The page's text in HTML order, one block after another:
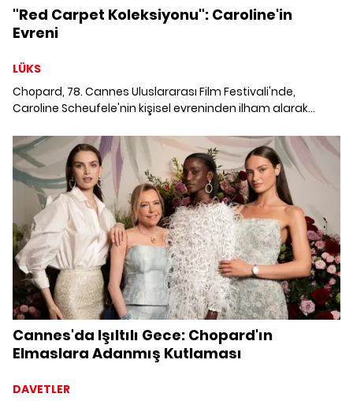
"Red Carpet Koleksiyonu": Caroline'in
Evreni
LÜKS
Chopard, 78. Cannes Uluslararası Film Festivali'nde,
Caroline Scheufele'nin kişisel evreninden ilham alarak
Cannes'da Işıltılı Gece: Chopard'ın
Elmaslara Adanmış Kutlaması
DAVETLER